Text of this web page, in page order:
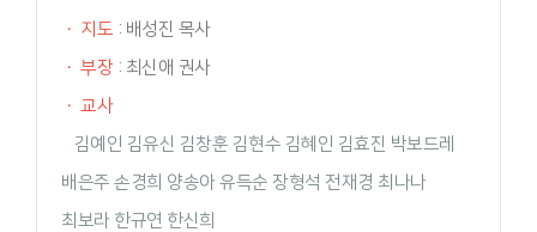
· 지도 : 배성진 목사
· 부장 : 최신애 권사
· 교사
김예인 김유신 김창훈 김현수 김혜인 김효진 박보드레
배은주 손경희 양송아 유득순 장형석 전재경 최나나
최보라 한규연 한신희